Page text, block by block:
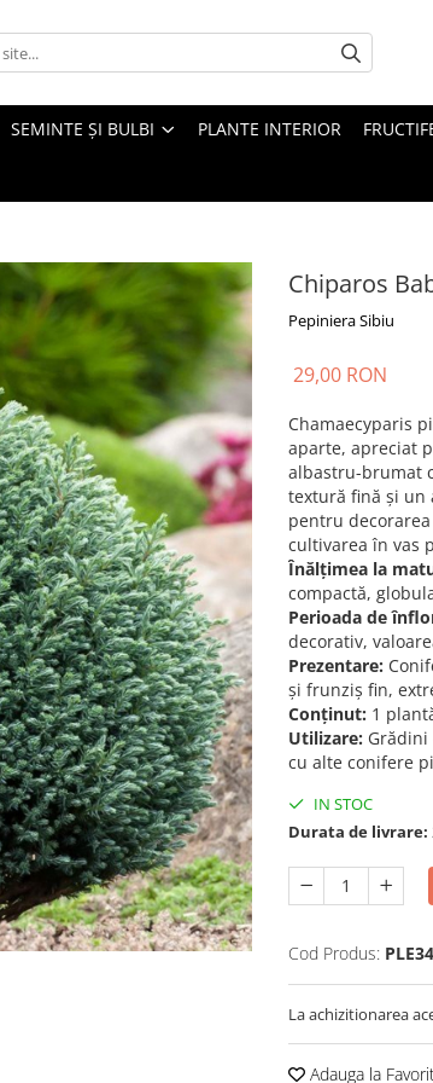
SEMINTE ȘI BULBI PLANTE INTERIOR
Chiparos
Pepiniera Sibiu
29,00 RON
Chamaecyparis
aparte, apreciat
albastru-brumat
textură fină și un
pentru
cultivarea în vas
Înălțimea la
compactă,
Perioada de
decorativ,
Prezentare:
și frunziș fin,
Conținut: 1
Utilizare:
cu alte conifere
IN STOC
Durata de livrare:
Cod Produs:
La achizitionarea
Adauga la